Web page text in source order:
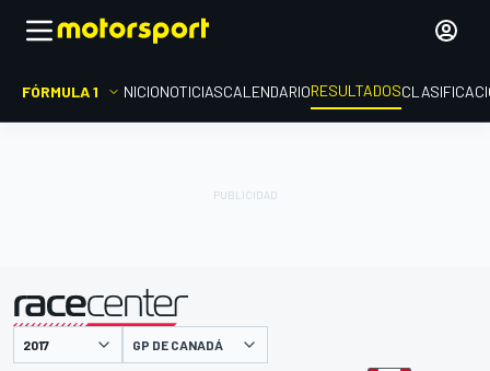
FÓRMULA 1 INICIONOTICIASCALENDARIORESULTADOS
presentado por GP DE CANADÁ